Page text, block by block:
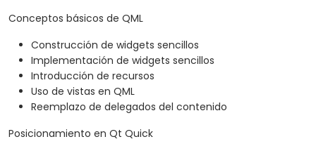
Conceptos básicos de QML
Construcción de widgets sencillos
Implementación de widgets sencillos
Introducción de recursos
Uso de vistas en QML
Reemplazo de delegados del contenido
Posicionamiento en Qt Quick